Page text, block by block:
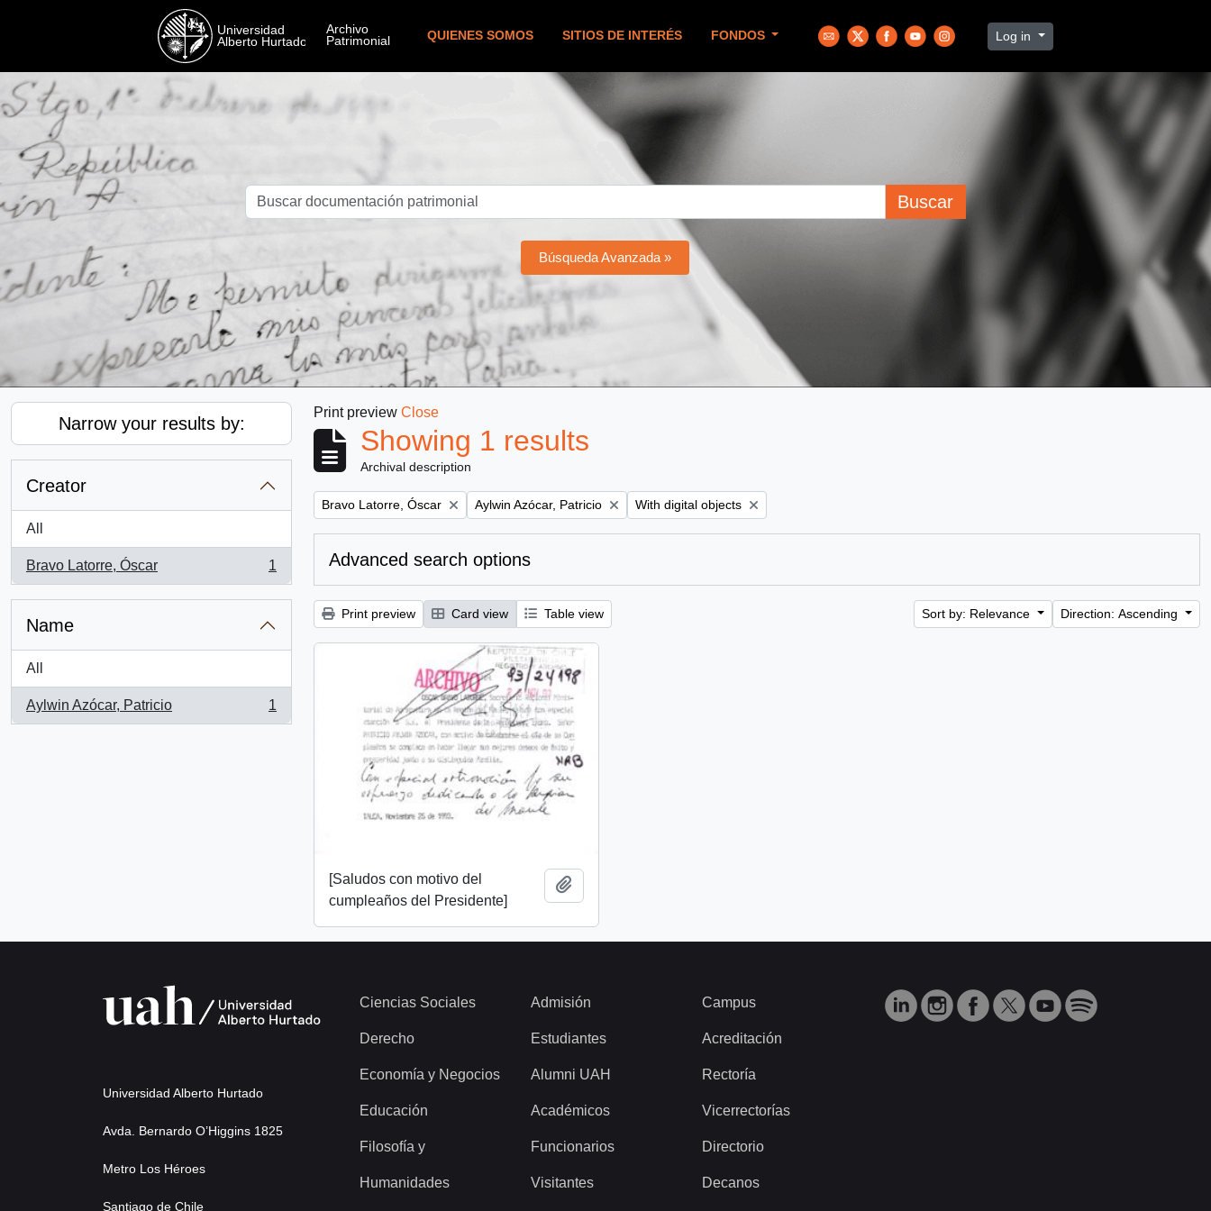
QUIENES SOMOS SITIOS DE INTERÉS FONDOS Log in
Buscar
Búsqueda Avanzada »
Narrow your results by:
Creator
All
Bravo Latorre, Óscar
, 1 results
1
Name
All
Aylwin Azócar, Patricio
, 1 results
1
Print preview Close
Showing 1 results
Archival description
Remove filter:
Bravo Latorre, Óscar Remove filter:
Aylwin Azócar, Patricio Remove filter:
With digital objects
Advanced search options
Print preview Card view Table view Sort by: Relevance Direction: Ascending
[Saludos con motivo del
cumpleaños del Presidente]
Universidad Alberto Hurtado
Avda. Bernardo O’Higgins 1825
Metro Los Héroes
Santiago de Chile
Ciencias Sociales
Derecho
Economía y Negocios
Educación
Filosofía y
Humanidades
Admisión
Estudiantes
Alumni UAH
Académicos
Funcionarios
Visitantes
Campus
Acreditación
Rectoría
Vicerrectorías
Directorio
Decanos